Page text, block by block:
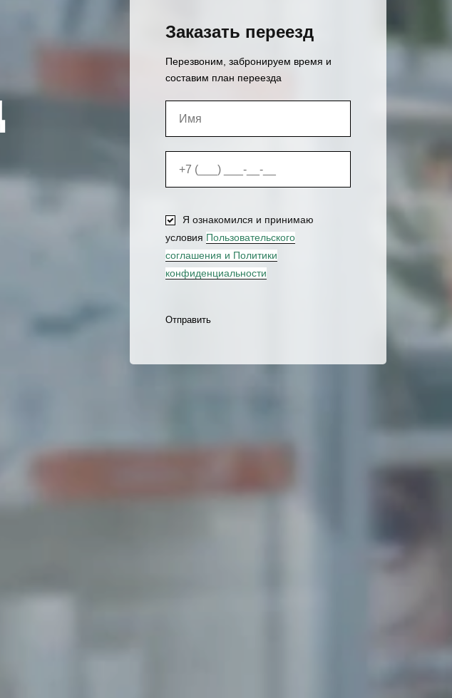
Заказать переезд
Перезвоним, забронируем время и
составим план переезда
Я ознакомился и принимаю
условия Пользовательского
соглашения и Политики
конфиденциальности
Отправить